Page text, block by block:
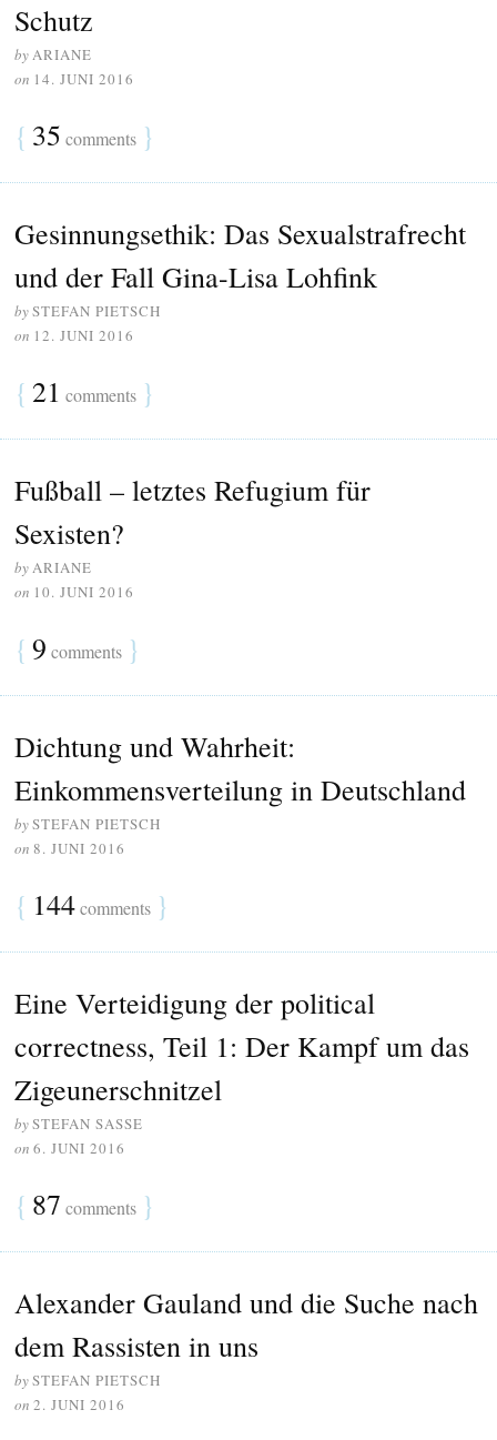
Schutz
byARIANE
on 14. JUNI 2016
{ 35 comments }
Gesinnungsethik: Das Sexualstrafrecht
und der Fall Gina-Lisa Lohfink
bySTEFAN PIETSCH
on 12. JUNI 2016
{ 21 comments }
Fußball – letztes Refugium für
Sexisten?
byARIANE
on 10. JUNI 2016
{ 9 comments }
Dichtung und Wahrheit:
Einkommensverteilung in Deutschland
bySTEFAN PIETSCH
on 8. JUNI 2016
{ 144comments }
Eine Verteidigung der political
correctness, Teil 1: Der Kampf um das
Zigeunerschnitzel
bySTEFAN SASSE
on 6. JUNI 2016
{ 87 comments }
Alexander Gauland und die Suche nach
dem Rassisten in uns
bySTEFAN PIETSCH
on 2. JUNI 2016